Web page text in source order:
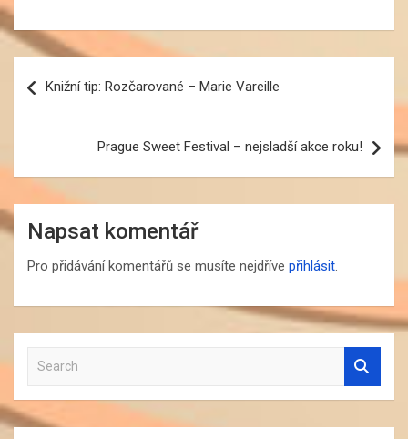
proKnižní tip: Rozčarované – Marie Vareille
Prague Sweet Festival – nejsladší akce roku!
Napsat komentář
Pro přidávání komentářů se musíte nejdříve přihlásit
a
r